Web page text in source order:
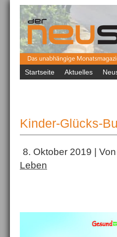
Startseite Aktuelles
Kinder-Glücks-
8. Oktober 2019 | Von
Leben